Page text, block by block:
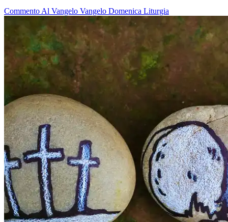
Commento Al Vangelo Vangelo Domenica Liturgia